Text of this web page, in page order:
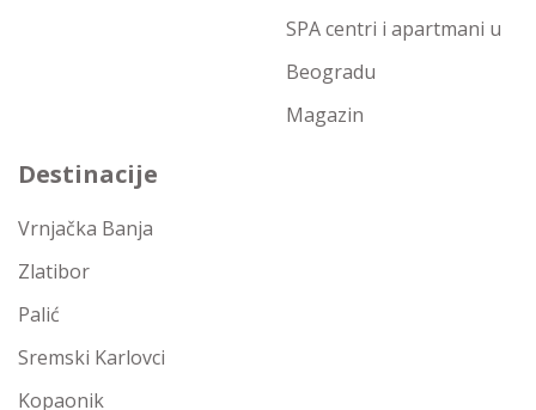
SPA centri i apartmani u
Beogradu
Magazin
Destinacije
Vrnjačka Banja
Zlatibor
Palić
Sremski Karlovci
Kopaonik